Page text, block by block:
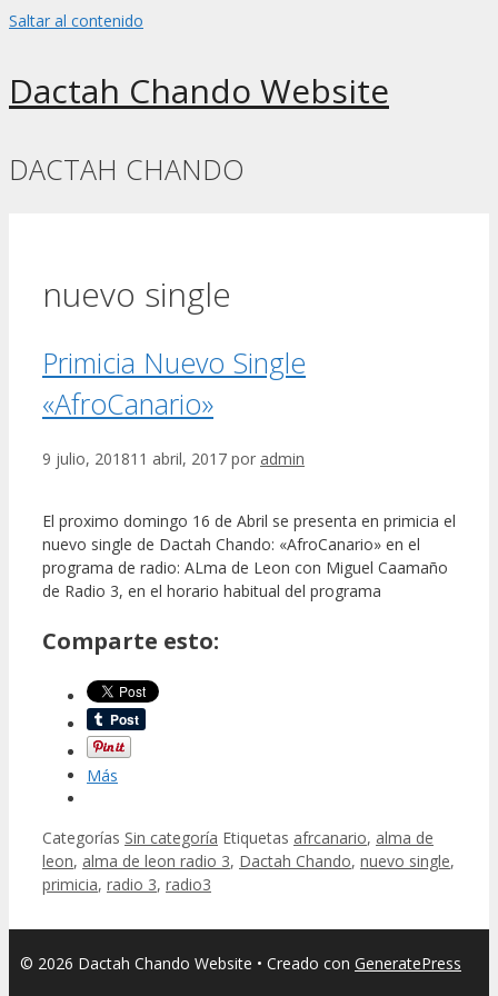
Saltar al contenido
Dactah Chando Website
DACTAH CHANDO
nuevo single
Primicia Nuevo Single
«AfroCanario»
9 julio, 201811 abril, 2017 por admin
El proximo domingo 16 de Abril se presenta en primicia el
nuevo single de Dactah Chando: «AfroCanario» en el
programa de radio: ALma de Leon con Miguel Caamaño
de Radio 3, en el horario habitual del programa
Comparte esto:
Más
Categorías Sin categoría Etiquetas afrcanario, alma de
leon, alma de leon radio 3, Dactah Chando, nuevo single,
primicia, radio 3, radio3
© 2026 Dactah Chando Website • Creado con GeneratePress